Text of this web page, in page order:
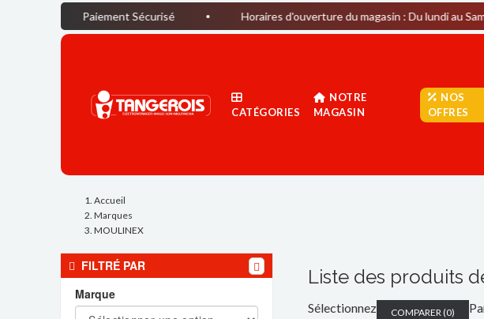
Paiement Sécurisé Horaires d'ouverture du magasin : Du lundi au Samedi: 09H30-
CATÉGORIES
NOTRE
MAGASIN
NOS
OFFRES
Accueil
Marques
MOULINEX
FILTRÉ PAR
Marque
Liste des produits
Sélectionnez COMPARER (0)